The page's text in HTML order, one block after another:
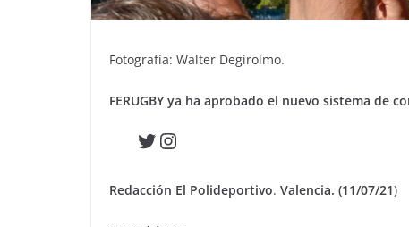
Fotografía: Walter Degirolmo.
FERUGBY ya ha aprobado el nuevo sistema de
Twitter
Instagram
Redacción El Polideportivo. Valencia. (11/07/21)